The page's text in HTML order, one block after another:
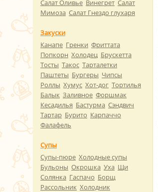
Салат Оливье Винегрет Салат
Мимоза Салат Гнездо глухаря
Закуски
Канапе Гренки Фриттата
Попкорн Холодец Брускетта
Тосты Такос Тарталетки
Паштеты Бургеры Чипсы
Роллы Хумус Хот-дог Тортилья
Балык Заливное Форшмак
Кесадилья Бастурма Сэндвич
Тартар Бурито Карпаччо
Фалафель
Супы
Супы-пюре Холодные супы
Бульоны Окрошка Уха Щи
Солянка Гаспачо Борщ
Рассольник Холодник